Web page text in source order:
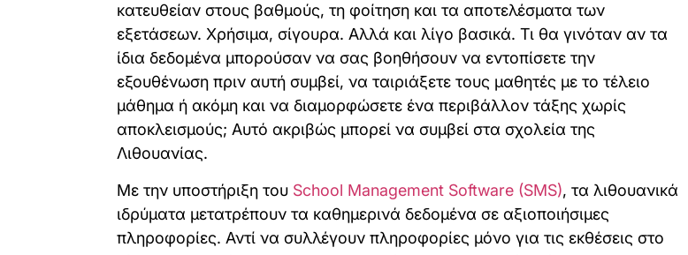
κατευθείαν στους βαθμούς, τη φοίτηση και τα αποτελέσματα των
εξετάσεων. Χρήσιμα, σίγουρα. Αλλά και λίγο βασικά. Τι θα γινόταν αν τα
ίδια δεδομένα μπορούσαν να σας βοηθήσουν να εντοπίσετε την
εξουθένωση πριν αυτή συμβεί, να ταιριάξετε τους μαθητές με το τέλειο
μάθημα ή ακόμη και να διαμορφώσετε ένα περιβάλλον τάξης χωρίς
αποκλεισμούς; Αυτό ακριβώς μπορεί να συμβεί στα σχολεία της
Λιθουανίας.
Με την υποστήριξη του School Management Software (SMS), τα λιθουανικά
ιδρύματα μετατρέπουν τα καθημερινά δεδομένα σε αξιοποιήσιμες
πληροφορίες. Αντί να συλλέγουν πληροφορίες μόνο για τις εκθέσεις στο